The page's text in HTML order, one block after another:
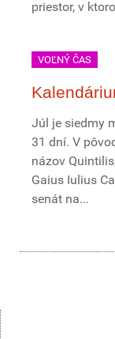
priestor, v
VOĽNÝ ČAS
Júl je siedmy
31 dní. V
názov
Gaius Iulius
senát na...